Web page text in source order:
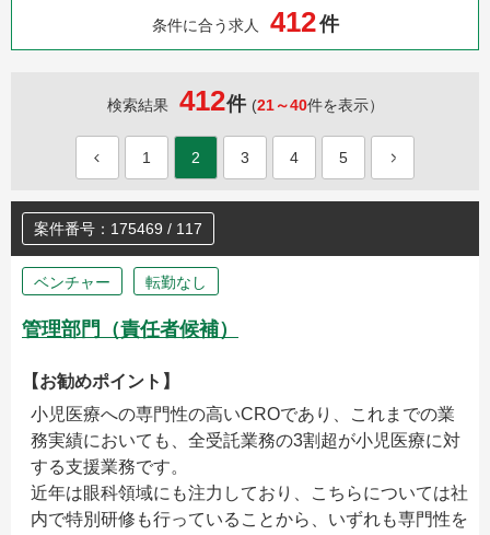
条件に合う求人 412件
検索結果 412件 (21～40件を表示）
1 2 3 4 5
案件番号：175469 / 117
ベンチャー 転勤なし
管理部門（責任者候補）
【お勧めポイント】
小児医療への専門性の高いCROであり、これまでの業
務実績においても、全受託業務の3割超が小児医療に対
する支援業務です。
近年は眼科領域にも注力しており、こちらについては社
内で特別研修も行っていることから、いずれも専門性を